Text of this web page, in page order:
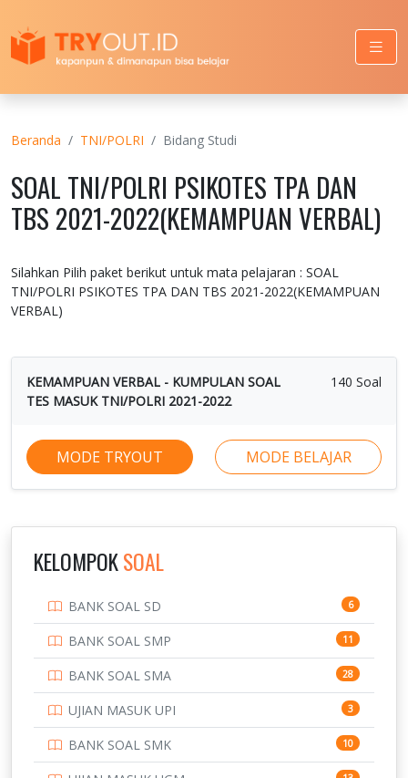
Beranda TNI/POLRI Bidang Studi
SOAL TNI/POLRI PSIKOTES TPA DAN
TBS 2021-2022(KEMAMPUAN VERBAL)
Silahkan Pilih paket berikut untuk mata pelajaran : SOAL
TNI/POLRI PSIKOTES TPA DAN TBS 2021-2022(KEMAMPUAN
VERBAL)
KEMAMPUAN VERBAL - KUMPULAN SOAL
TES MASUK TNI/POLRI 2021-2022
140 Soal
MODE TRYOUT MODE BELAJAR
KELOMPOKSOAL
BANK SOAL SD 6
BANK SOAL SMP 11
BANK SOAL SMA 28
UJIAN MASUK UPI 3
BANK SOAL SMK 10